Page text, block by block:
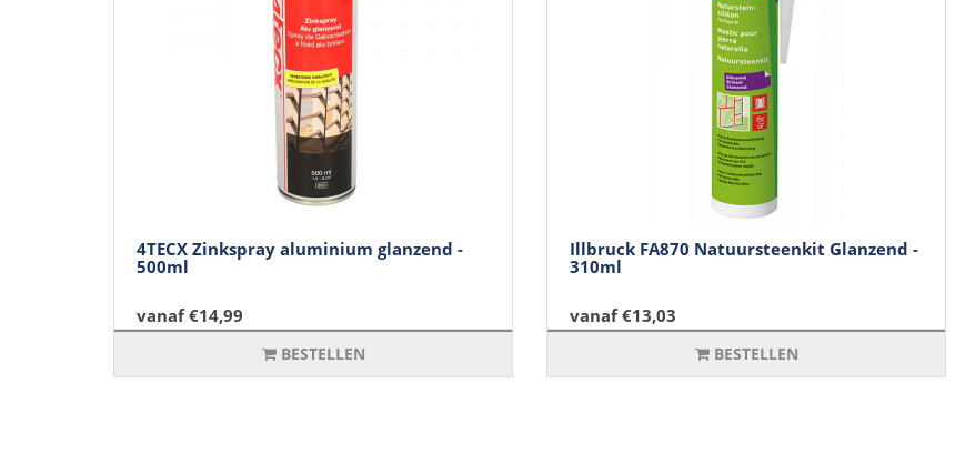
4TECX Zinkspray aluminium glanzend -
500ml
vanaf €14,99
BESTELLEN
Illbruck FA870 Natuursteenkit Glanzend -
310ml
vanaf €13,03
BESTELLEN